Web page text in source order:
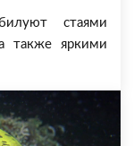
стаями
также яркими